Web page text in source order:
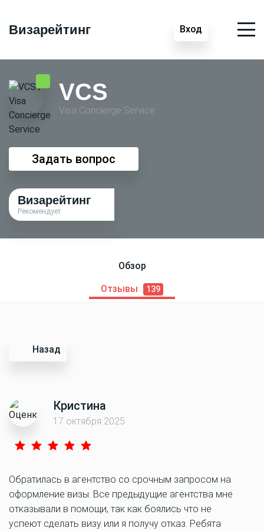
Визарейтинг Вход
VCS
Visa Conсierge Service
Задать вопрос
Визарейтинг
Рекомендует
Обзор
Отзывы 139
Назад
Кристина
17 октября 2025
Обратилась в агентство со срочным запросом на
оформление визы. Все предыдущие агентства мне
отказывали в помощи, так как боялись что не
успеют сделать визу или я получу отказ. Ребята